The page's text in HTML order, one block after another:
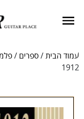
עמוד הבית / ספרים /
1912